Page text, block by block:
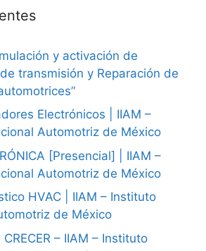
y activación de
transmisión y Reparación de
Electrónicos | IIAM –
Automotriz de México
[Presencial] | IIAM –
Automotriz de México
HVAC | IIAM – Instituto
de México
CRECER – IIAM – Instituto